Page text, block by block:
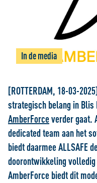
In de media
[ROTTERDAM, 18-03-
strategisch belang in Blis
AmberForceverder gaat.
dedicated team aan het
biedt daarmee ALLSAFE
doorontwikkeling volledig
AmberForce biedt dit